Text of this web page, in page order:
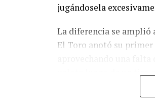
jugándosela
La diferencia se amplió
El Toro anotó su
pelota luego de un tiro